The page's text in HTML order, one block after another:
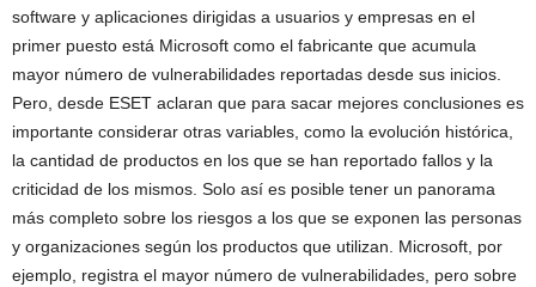
software y aplicaciones dirigidas a usuarios y empresas en el
primer puesto está Microsoft como el fabricante que acumula
mayor número de vulnerabilidades reportadas desde sus inicios.
Pero, desde ESET aclaran que para sacar mejores conclusiones es
importante considerar otras variables, como la evolución histórica,
la cantidad de productos en los que se han reportado fallos y la
criticidad de los mismos. Solo así es posible tener un panorama
más completo sobre los riesgos a los que se exponen las personas
y organizaciones según los productos que utilizan. Microsoft, por
ejemplo, registra el mayor número de vulnerabilidades, pero sobre